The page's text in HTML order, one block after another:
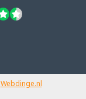
Webdinge.nl